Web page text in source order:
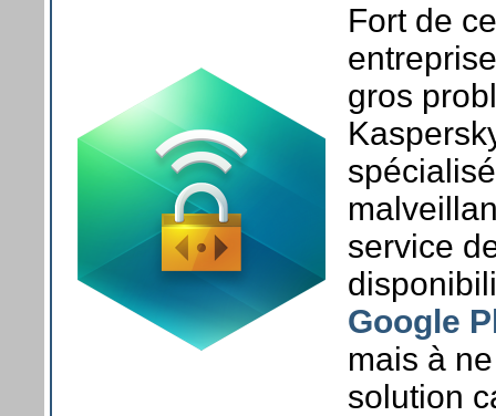
Fort de
gros
service
Google
mais à
solution